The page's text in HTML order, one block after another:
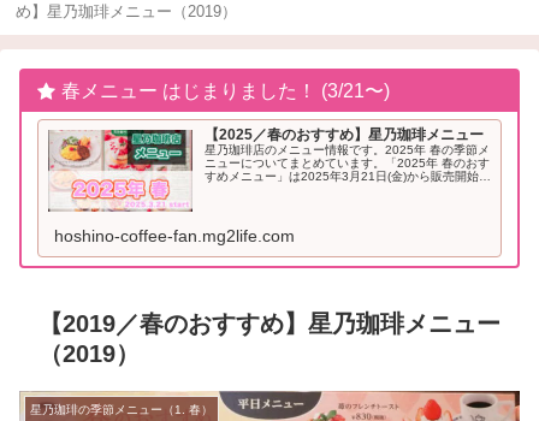
め】星乃珈琲メニュー（2019）
春メニュー はじまりました！ (3/21〜)
【2025／春のおすすめ】星乃珈琲メニュー
星乃珈琲店のメニュー情報です。2025年 春の季節メ
ニューについてまとめています。「2025年 春のおす
すめメニュー」は2025年3月21日(金)から販売開始と
hoshino-coffee-fan.mg2life.com
【2019／春のおすすめ】星乃珈琲メニュー
（2019）
星乃珈琲の季節メニュー（1. 春）